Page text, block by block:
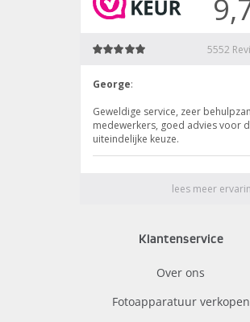
Klantenservice
Over ons
Fotoapparatuur verkopen